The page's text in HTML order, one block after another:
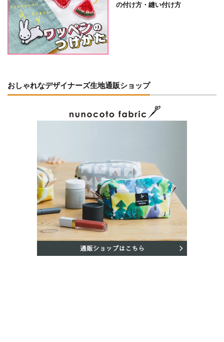
の付け方・縫い付け方
おしゃれなデザイナーズ生地通販ショップ